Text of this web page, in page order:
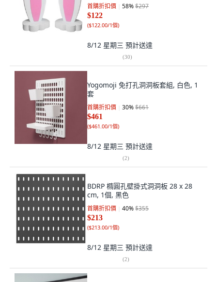
首購折扣價 58%$297
$122
($122.00/1個)
8/12 星期三 預計送達
(30)
Yogomoji 免打孔洞洞板套組, 白色, 1
套
首購折扣價 30%$661
$461
($461.00/1個)
8/12 星期三 預計送達
(2)
BDRP 橢圓孔壁掛式洞洞板 28 x 28
cm, 1個, 黑色
首購折扣價 40%$355
$213
($213.00/1個)
8/12 星期三 預計送達
(2)